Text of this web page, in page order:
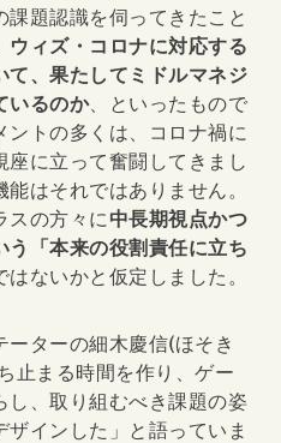
題認識を伺ってきたこと
ウィズ・コロナに対応する
て、果たしてミドルマネジ
いるのか、といったもので
トの多くは、コロナ禍に
に立って奮闘してきまし
はそれではありません。
スの方々に中長期視点かつ
「本来の役割責任に立ち
はないかと仮定しました。
ターの細木慶信(ほそき
止まる時間を作り、ゲー
し、取り組むべき課題の姿
インした」と語っていま